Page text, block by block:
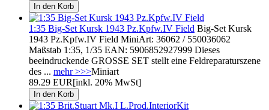
1:35 Big-Set Kursk 1943 Pz.Kpfw.IV Field Big-Set Kursk
1943 Pz.Kpfw.IV Field MiniArt: 36062 / 550036062
Maßstab 1:35, 1/35 EAN: 5906852927999 Dieses
beeindruckende GROSSE SET stellt eine Feldreparaturszene
des ... mehr >>>Miniart
89.29 EUR[inkl. 20% MwSt]